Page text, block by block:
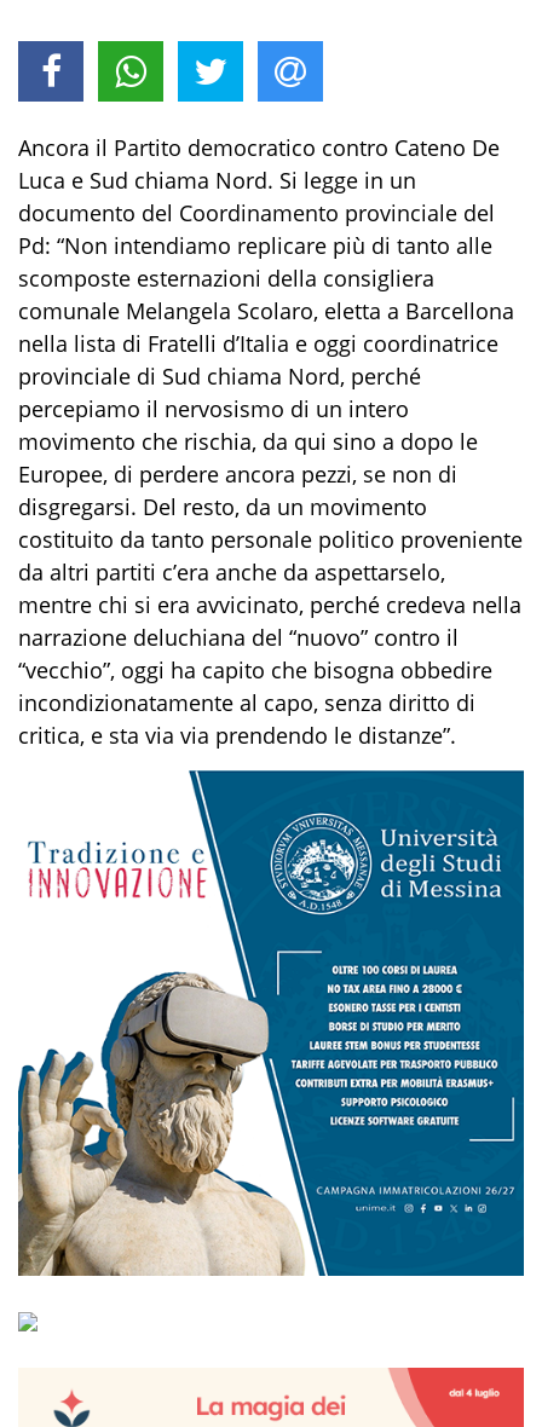
Ancora il Partito democratico contro Cateno De
Luca e Sud chiama Nord. Si legge in un
documento del Coordinamento provinciale del
Pd: “Non intendiamo replicare più di tanto alle
scomposte esternazioni della consigliera
comunale Melangela Scolaro, eletta a Barcellona
nella lista di Fratelli d’Italia e oggi coordinatrice
provinciale di Sud chiama Nord, perché
percepiamo il nervosismo di un intero
movimento che rischia, da qui sino a dopo le
Europee, di perdere ancora pezzi, se non di
disgregarsi. Del resto, da un movimento
costituito da tanto personale politico proveniente
da altri partiti c’era anche da aspettarselo,
mentre chi si era avvicinato, perché credeva nella
narrazione deluchiana del “nuovo” contro il
“vecchio”, oggi ha capito che bisogna obbedire
incondizionatamente al capo, senza diritto di
critica, e sta via via prendendo le distanze”.